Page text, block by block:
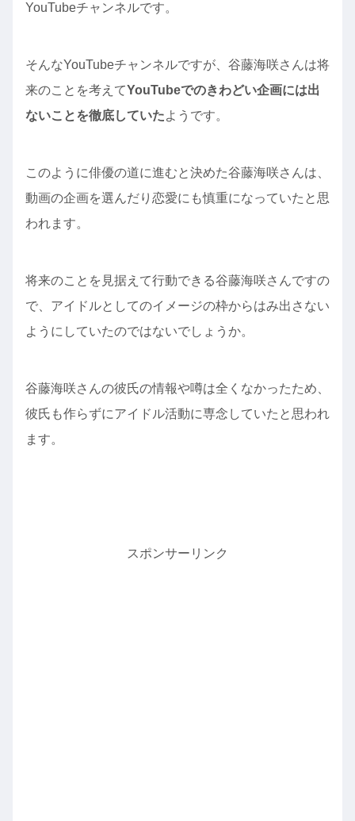
YouTubeチャンネルです。
そんなYouTubeチャンネルですが、谷藤海咲さんは将
来のことを考えてYouTubeでのきわどい企画には出
ないことを徹底していたようです。
このように俳優の道に進むと決めた谷藤海咲さんは、
動画の企画を選んだり恋愛にも慎重になっていたと思
われます。
将来のことを見据えて行動できる谷藤海咲さんですの
で、アイドルとしてのイメージの枠からはみ出さない
ようにしていたのではないでしょうか。
谷藤海咲さんの彼氏の情報や噂は全くなかったため、
彼氏も作らずにアイドル活動に専念していたと思われ
ます。
スポンサーリンク